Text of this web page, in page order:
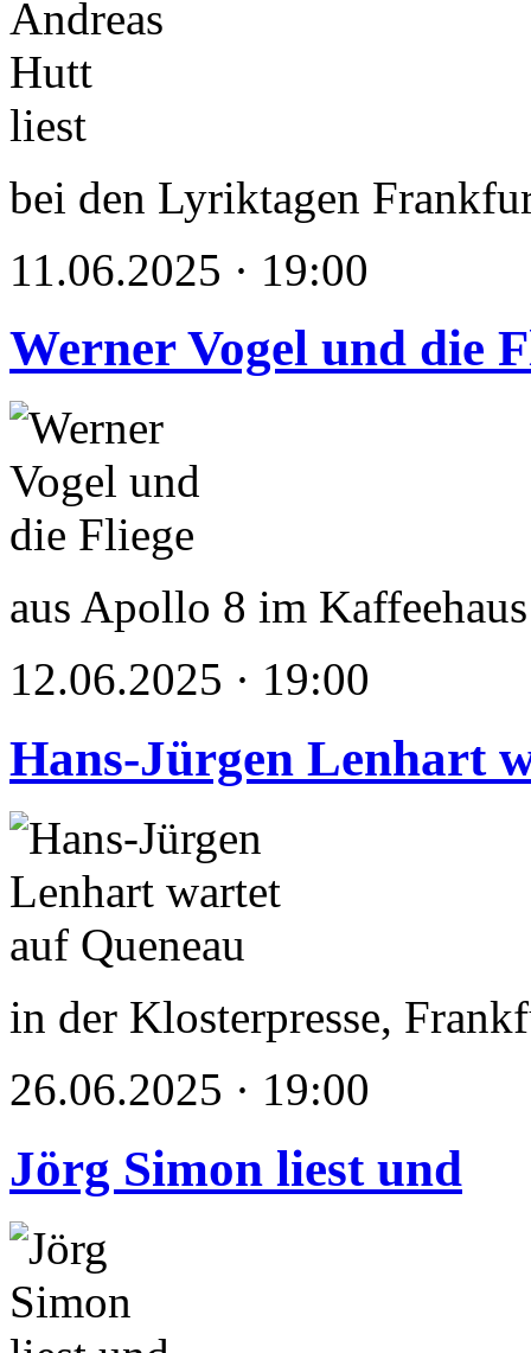
bei den Lyriktagen
11.06.2025 · 19:00
Werner Vogel und die
aus Apollo 8 im
12.06.2025 · 19:00
Hans-Jürgen Lenhart
in der Klosterpresse,
26.06.2025 · 19:00
Jörg Simon liest und